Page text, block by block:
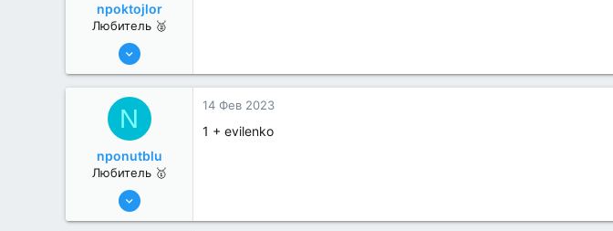
npoktojlor
Любитель 🥈
27 Дек 2022
0
N
nponutblu
Любитель 🥇
26 Дек 2022
14 Фев 2023
1 + evilenko